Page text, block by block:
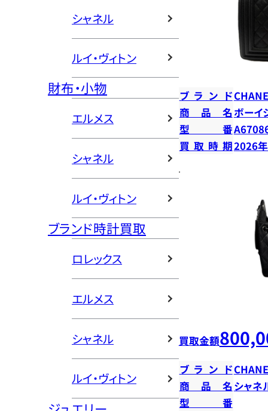
シャネル
ルイ・ヴィトン
財布・小物
エルメス
シャネル
ルイ・ヴィトン
ブランド時計買取
ロレックス
エルメス
シャネル
ルイ・ヴィトン
ブランド
商品名ボーイ
型番
買取時期2026
買取金額
ブランド
商品名 シャネ
型番